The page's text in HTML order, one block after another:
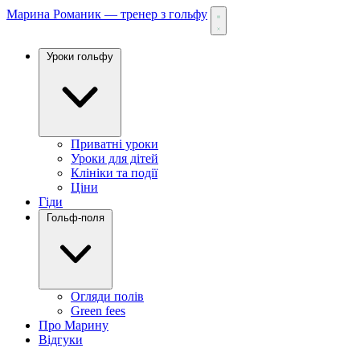
Марина Романик — тренер з гольфу
Приватні уроки
Уроки для дітей
Клініки та події
Ціни
Гіди
Огляди полів
Green fees
Про Марину
Відгуки